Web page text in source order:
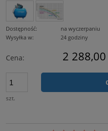
Dostępność:
na wyczerpaniu
Wysyłka w:
24 godziny
Cena: 2 288,00
szt.